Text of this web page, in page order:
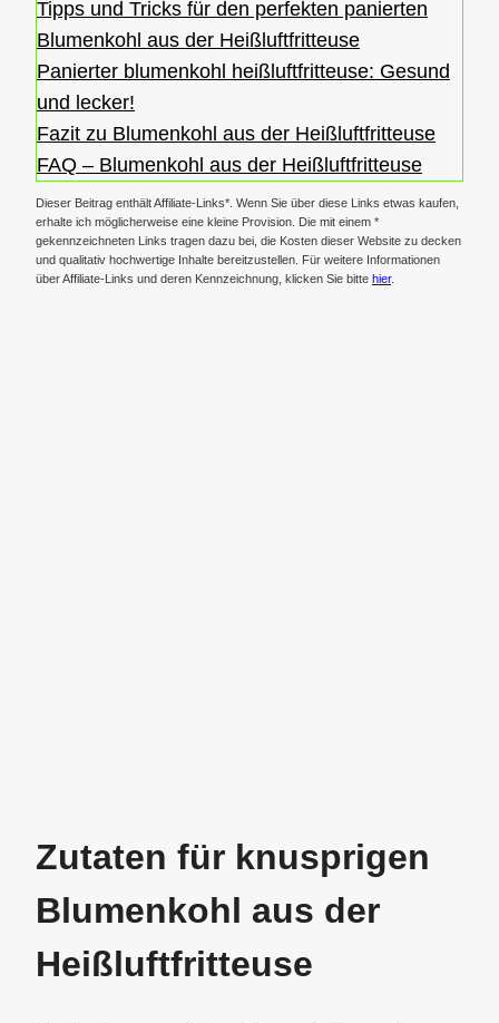
Tipps und Tricks für den perfekten panierten
Blumenkohl aus der Heißluftfritteuse
Panierter blumenkohl heißluftfritteuse: Gesund
und lecker!
Fazit zu Blumenkohl aus der Heißluftfritteuse
FAQ – Blumenkohl aus der Heißluftfritteuse
Dieser Beitrag enthält Affiliate-Links*. Wenn Sie über diese Links etwas kaufen,
erhalte ich möglicherweise eine kleine Provision. Die mit einem *
gekennzeichneten Links tragen dazu bei, die Kosten dieser Website zu decken
und qualitativ hochwertige Inhalte bereitzustellen. Für weitere Informationen
über Affiliate-Links und deren Kennzeichnung, klicken Sie bitte hier.
Zutaten für knusprigen
Blumenkohl aus der
Heißluftfritteuse